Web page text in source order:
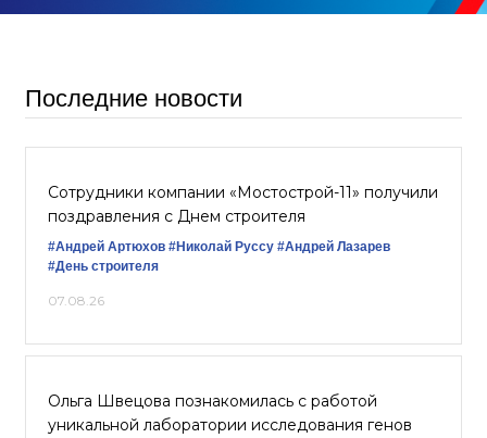
Последние новости
Сотрудники компании «Мостострой-11» получили
поздравления с Днем строителя
#Андрей Артюхов #Николай Руссу #Андрей Лазарев
#День строителя
07.08.26
Ольга Швецова познакомилась с работой
уникальной лаборатории исследования генов